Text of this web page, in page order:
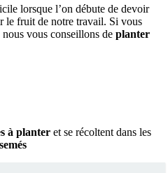
lorsque l’on débute de devoir
le fruit de notre travail. Si vous
nous vous conseillons de planter
à planter et se récoltent dans les